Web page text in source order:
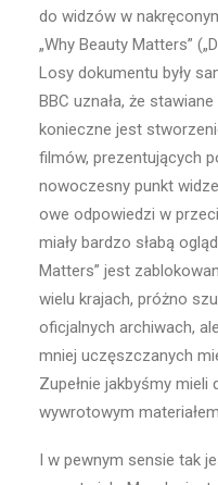
do widzów w
„Why Beauty Matters”
Losy dokumentu były
BBC uznała, że
konieczne jest
filmów, prezentujących
nowoczesny punkt
owe odpowiedzi w
miały bardzo słabą
Matters” jest
wielu krajach, próżno
oficjalnych archiwach,
mniej uczęszczanych
Zupełnie jakbyśmy mieli
wywrotowym
I w pewnym sensie tak